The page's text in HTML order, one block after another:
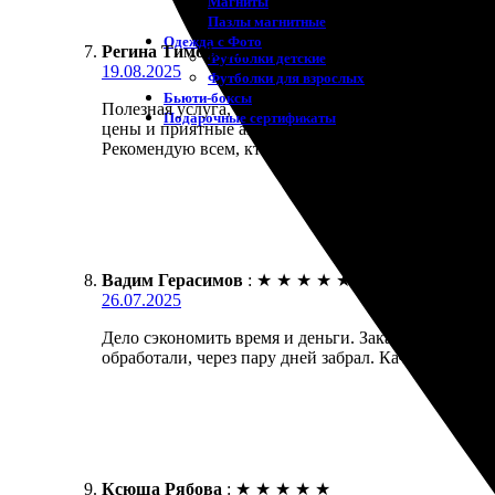
Пазлы магнитные
Одежда с Фото
Футболки детские
Футболки для взрослых
Бьюти-боксы
Подарочные сертификаты
Регина Тимофеева :
19.08.2025
Полезная услуга, которая удивила качеством!
цены и приятные акционные предложения не
Рекомендую всем, кто ценит воспоминания.
Вадим Герасимов : ★ ★ ★ ★ ★
26.07.2025
Дело сэкономить время и деньги. Заказал
обработали, через пару дней забрал. Качество на
Ксюша Рябова : ★ ★ ★ ★ ★